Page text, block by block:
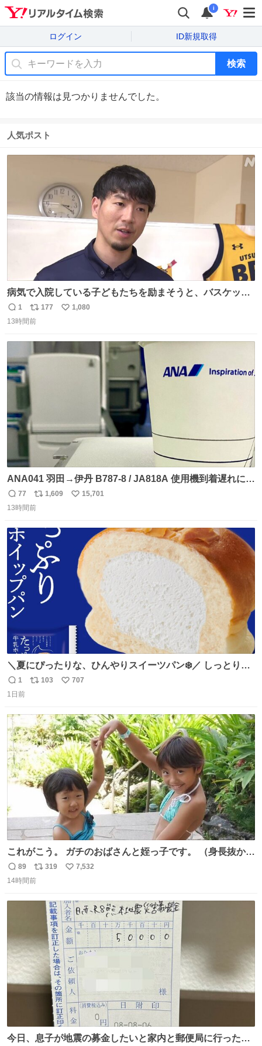
i
ログイン ID新規取得
検索
該当の情報は見つかりませんでした。
人気ポスト
病気で入院している子どもたちを励まそうと、バスケット
ボール・宇都宮ブレックスに所属する比江島慎選手が下野
市の病院を訪問して交流しました。
返
信
1
リ
ポ
177
い
1,080
13時間前
ANA041 羽田→伊丹 B787-8 / JA818A 使用機到着遅れにつ
き 「安全に支障ない範囲で1分1秒でも遅延回復に努めてお
ります」と機長の気合い十分！ が、フライトは順調に進み
じられております」 でコンソメスープ吹き出しそうになり
ましたw
返
信
77
リ
ポ
数
1,609
い
15,701
13時間前
＼夏にぴったりな、ひんやりスイーツパン❄️／ しっとり生
地に牛乳入りホイップをたっぷり注入した「たっぷり牛乳
ホイップパン」✨ ひんやりとした口あたりで、暑い夏でも
で探してくださいね！
返
信
1
リ
ト
数
103
い
数
707
1日前
これがこう。 ガチのおばさんと姪っ子です。 （身長抜かさ
返
信
89
リ
ポ
319
い
数
7,532
14時間前
今日、息子が地震の募金したいと家内と郵便局に行ったみ